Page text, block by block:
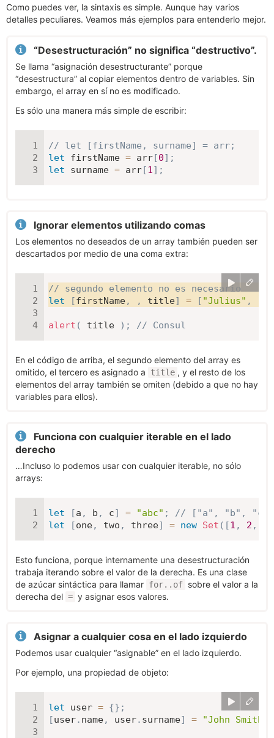
Como puedes ver, la sintaxis es simple. Aunque hay varios
detalles peculiares. Veamos más ejemplos para entenderlo mejor.
“Desestructuración” no significa “destructivo”.
Se llama “asignación desestructurante” porque
“desestructura” al copiar elementos dentro de variables. Sin
embargo, el array en sí no es modificado.
Es sólo una manera más simple de escribir:
// let [firstName, surname] = arr;
let firstName = arr[0] ;
let surname = arr[1] ;
Ignorar elementos utilizando comas
Los elementos no deseados de un array también pueden ser
descartados por medio de una coma extra:
// segundo elemento no es necesario
let
[firstName, , title] = [ "Julius" ,
alert ( title ) ; // Consul
En el código de arriba, el segundo elemento del array es
omitido, el tercero es asignado a
title , y el resto de los
elementos del array también se omiten (debido a que no hay
variables para ellos).
Funciona con cualquier iterable en el lado
derecho
…Incluso lo podemos usar con cualquier iterable, no sólo
arrays:
let [a , b , c] = "abc" ;
// ["a", "b", "c"]
let
[one, two , three] = new Set ( [1 , 2 ,
Esto funciona, porque internamente una desestructuración
trabaja iterando sobre el valor de la derecha. Es una clase
de azúcar sintáctica para llamar for..of sobre el valor a la
derecha del = y asignar esos valores.
Asignar a cualquier cosa en el lado izquierdo
Podemos usar cualquier “asignable” en el lado izquierdo.
Por ejemplo, una propiedad de objeto:
let user = {} ;
[user. name, user. surname] = "John Smith"